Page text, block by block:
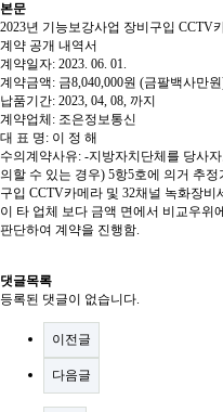
본문
2023년 기능보강사업 장비구입 CCTV
계약 공개 내역서
계약일자: 2023. 06. 01.
계약금액: 금8,040,000원 (금팔백사만원
납품기간: 2023, 04, 08, 까지
계약업체 : 조은정보통신
대 표 명: 이 정 해
수의계약사유: -지방자치단체를 당사
의할 수 있는 경우) 5항5호에 의거 추정
구입 CCTV카메라 및 32채널 녹화장비
이 타 업체 보다 금액 면에서 비교우위
판단하여 계약을 진행함.
댓글목록
등록된 댓글이 없습니다.
이전글
다음글